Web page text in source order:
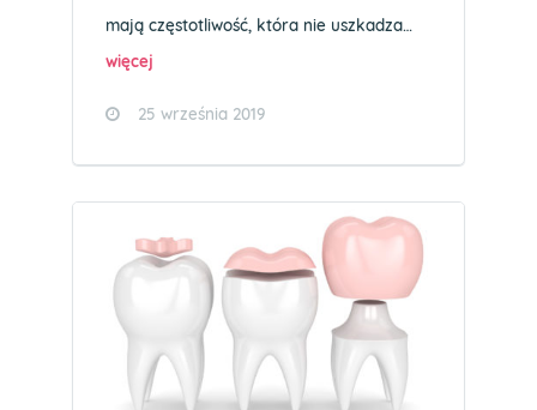
mają częstotliwość, która nie uszkadza…
więcej
25 września 2019